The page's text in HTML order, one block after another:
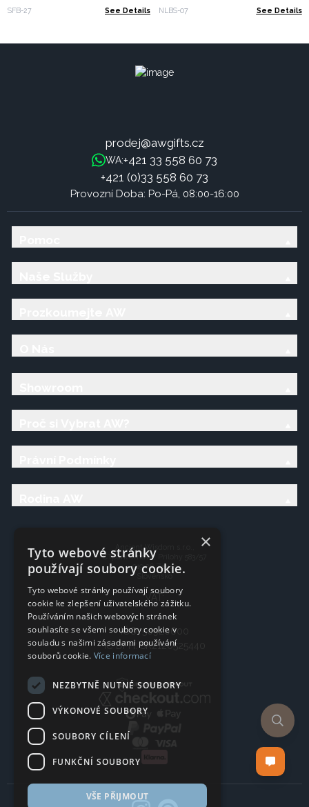
SFB-27 See Details NLBS-07 See Details
prodej@awgifts.cz
WA:+421 33 558 60 73
+421 (0)33 558 60 73
Provozní Doba: Po-Pá, 08:00-16:00
Ancient Wisdom s.r.o.,
CTpark Trnava, Prílohy 583/57
919 26 Zavar
VAT:
IČO: 50920600
IČ DPH: SK2120525440
×
Tyto webové stránky
používají soubory cookie.
Tyto webové stránky používají soubory
cookie ke zlepšení uživatelského zážitku.
Používáním našich webových stránek
souhlasíte se všemi soubory cookie v
souladu s našimi zásadami používání
souborů cookie. Více informací
NEZBYTNĚ NUTNÉ SOUBORY
VÝKONOVÉ SOUBORY
SOUBORY CÍLENÍ
FUNKČNÍ SOUBORY
VŠE PŘIJMOUT